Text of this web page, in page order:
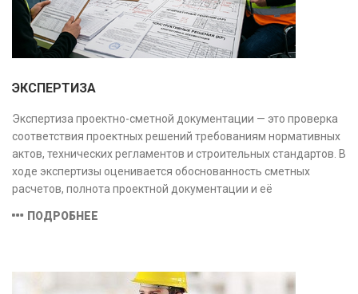
ЭКСПЕРТИЗА
Экспертиза проектно-сметной документации — это проверка
соответствия проектных решений требованиям нормативных
актов, технических регламентов и строительных стандартов. В
ходе экспертизы оценивается обоснованность сметных
расчетов, полнота проектной документации и её
предотвратить ошибки на этапе строительства и
ПОДРОБНЕЕ